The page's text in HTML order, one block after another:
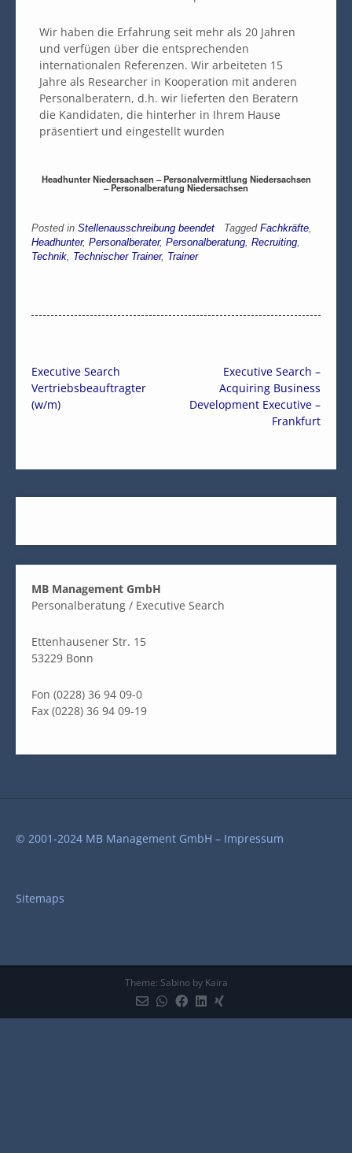
Wir haben die Erfahrung seit mehr als 20 Jahren
und verfügen über die entsprechenden
internationalen Referenzen. Wir arbeiteten 15
Jahre als Researcher in Kooperation mit anderen
Personalberatern, d.h. wir lieferten den Beratern
die Kandidaten, die hinterher in Ihrem Hause
präsentiert und eingestellt wurden
Headhunter Niedersachsen – Personalvermittlung Niedersachsen
– Personalberatung Niedersachsen
Posted in Stellenausschreibung beendet Tagged Fachkräfte,
Headhunter, Personalberater, Personalberatung, Recruiting,
Technik, Technischer Trainer, Trainer
Executive Search
Vertriebsbeauftragter
(w/m)
Executive Search –
Acquiring Business
Development Executive –
Frankfurt
MB Management GmbH
Personalberatung / Executive Search
Ettenhausener Str. 15
53229 Bonn
Fon (0228) 36 94 09-0
Fax (0228) 36 94 09-19
© 2001-2024 MB Management GmbH – Impressum
Sitemaps
Theme: Sabinoby Kaira